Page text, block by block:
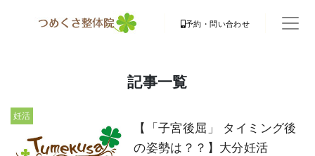
予約・問い合わせ
記事一覧
妊活
【「子宮後屈」 タイミング後
の姿勢は？？】大分妊活